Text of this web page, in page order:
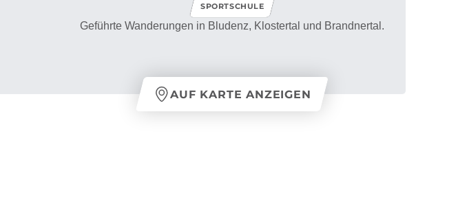
SPORTSCHULE
Geführte Wanderungen in Bludenz, Klostertal und Brandnertal.
AUF KARTE ANZEIGEN